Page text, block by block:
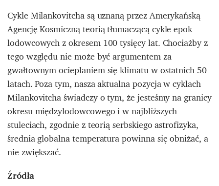
Cykle Milankovitcha są uznaną przez Amerykańską
Agencję Kosmiczną teorią tłumaczącą cykle epok
lodowcowych z okresem 100 tysięcy lat. Chociażby z
tego względu nie może być argumentem za
gwałtownym ocieplaniem się klimatu w ostatnich 50
latach. Poza tym, nasza aktualna pozycja w cyklach
Milankovitcha świadczy o tym, że jesteśmy na granicy
okresu międzylodowcowego i w najbliższych
stuleciach, zgodnie z teorią serbskiego astrofizyka,
średnia globalna temperatura powinna się obniżać, a
nie zwiększać.
Źródła